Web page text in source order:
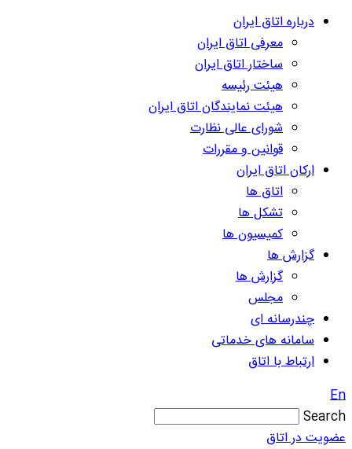
درباره اتاق ایران
معرفی اتاق ایران
ساختار اتاق ایران
هیئت رئیسه
هیئت نمایندگان اتاق ایران
شورای عالی نظارت
قوانین و مقررات
ارکان اتاق ایران
اتاق ها
تشکل ها
کمیسیون ها
گزارش ها
گزارش ها
مجلس
چندرسانه ای
سامانه های خدماتی
ارتباط با اتاق
En
Search
عضویت در اتاق